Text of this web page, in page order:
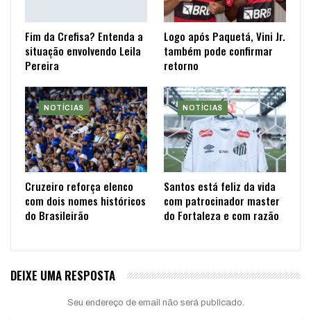
Fim da Crefisa? Entenda a
situação envolvendo Leila
Pereira
Logo após Paquetá, Vini Jr.
também pode confirmar
retorno
NOTÍCIAS
Cruzeiro reforça elenco
com dois nomes históricos
do Brasileirão
NOTÍCIAS
Santos está feliz da vida
com patrocinador master
do Fortaleza e com razão
DEIXE UMA RESPOSTA
Seu endereço de email não será publicado.